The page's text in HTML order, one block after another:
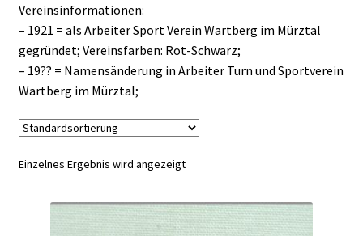
Vereinsinformationen:
– 1921 = als Arbeiter Sport Verein Wartberg im Mürztal
gegründet; Vereinsfarben: Rot-Schwarz;
– 19?? = Namensänderung in Arbeiter Turn und Sportverein
Wartberg im Mürztal;
Einzelnes Ergebnis wird angezeigt